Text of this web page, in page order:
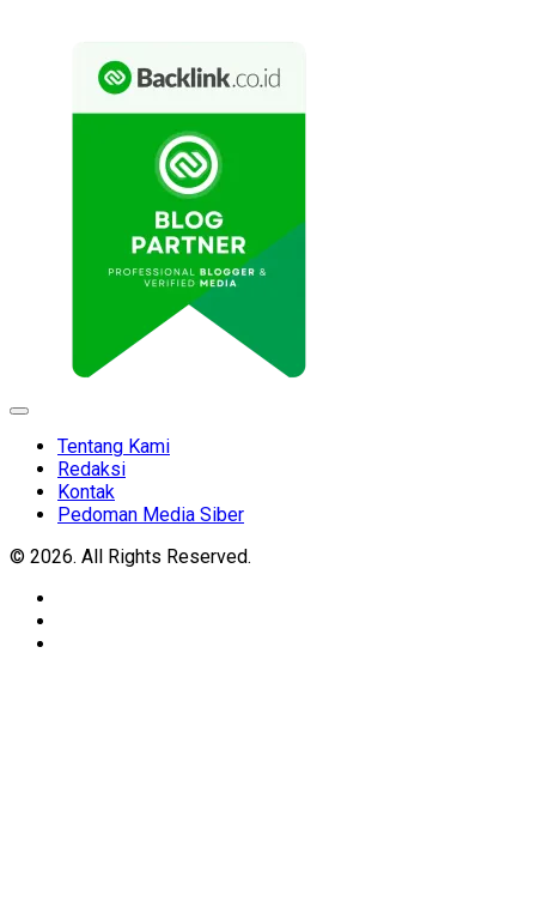
Expand
Tentang Kami
Redaksi
Kontak
Pedoman Media Siber
© 2026. All Rights Reserved.